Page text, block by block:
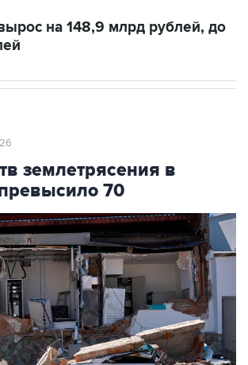
на 148,9 млрд рублей, до
землетрясения в
70